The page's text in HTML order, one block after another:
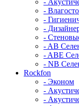
-
-
-
-
- AB
- ABE
- NB
Rockfon
- Эконом
-
-